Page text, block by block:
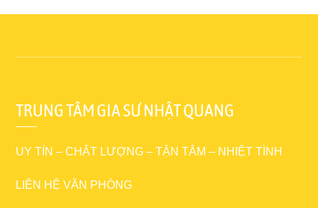
TRUNG TÂM GIA SƯ NHẬT QUANG
UY TÍN – CHẤT LƯỢNG – TẬN TÂM – NHIỆT TÌNH
LIÊN HỆ VĂN PHÒNG